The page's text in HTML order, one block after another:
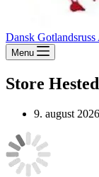
Dansk
Menu
Store
9. august 2026